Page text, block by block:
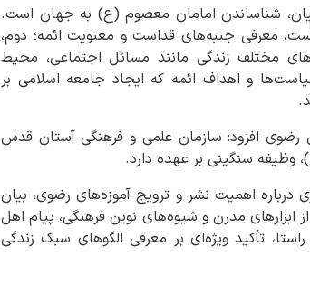
شناساندن امامان معصوم (ع) به جهان است.
معرفی جنبه‌های قداست و معنویت ائمه؛ دوم،
مختلف زندگی مانند مسائل اجتماعی، محیط
و اهداف ائمه که ایجاد جامعه اسلامی بر
افزود: سازمان علمی و فرهنگی آستان قدس
سنگینی بر عهده دارد.
اهمیت نشر و ترویج آموزه‌های رضوی، بیان
ابزارهای مدرن و شیوه‌های نوین فرهنگی، پیام اهل
تأکید ویژه‌ای بر معرفی الگوهای سبک زندگی